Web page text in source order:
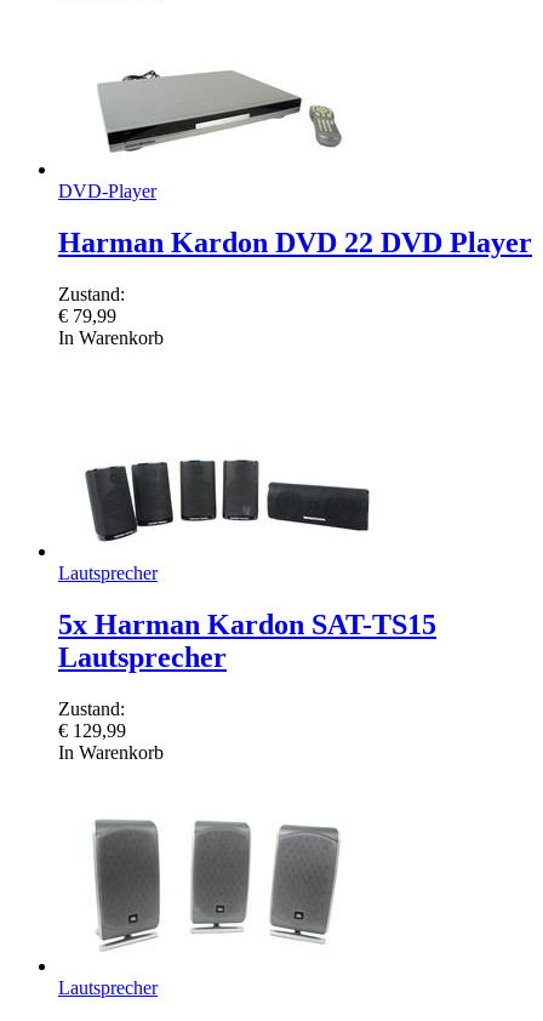
DVD-Player
Harman Kardon DVD 22 DVD Player
Zustand:
€ 79,99
In Warenkorb
Lautsprecher
5x Harman Kardon SAT-TS15
Lautsprecher
Zustand:
€ 129,99
In Warenkorb
Lautsprecher